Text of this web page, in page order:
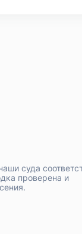
суда
проверена и